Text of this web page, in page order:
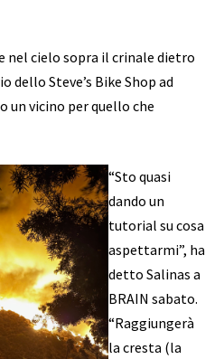
nel cielo sopra il crinale dietro
dello Steve’s Bike Shop ad
un vicino per quello che
“Sto quasi
dando un
tutorial su cosa
aspettarmi”, ha
detto Salinas a
BRAIN sabato.
“Raggiungerà
la cresta (la